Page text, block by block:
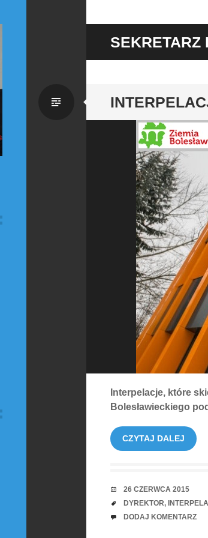
SEKRETARZ
Zwykły
Interpelacje, które
Bolesławieckiego
CZYTAJ DALEJ
RANDKA
26 CZERWCA 2015
TAGI
DYREKTOR,
UWAGI
DODAJ KOMENTARZ